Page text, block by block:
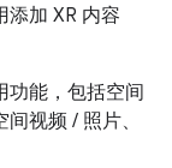
添加 XR 内容
功能，包括空间
视频 / 照片、